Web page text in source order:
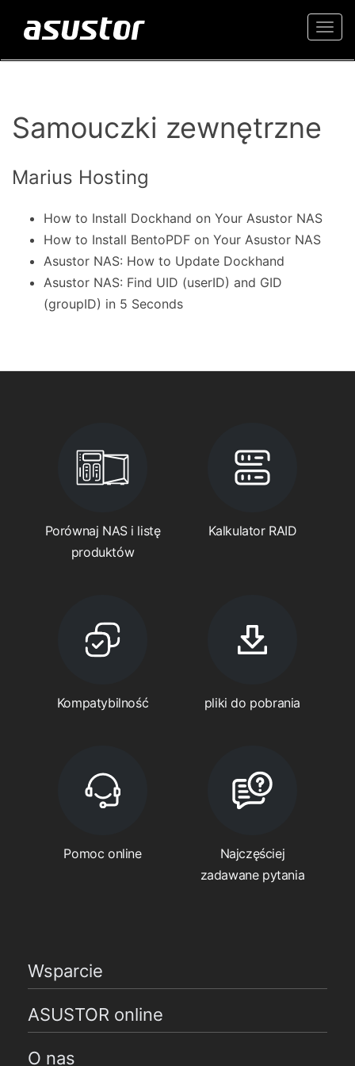
Samouczki zewnętrzne
Marius Hosting
How to Install Dockhand on Your Asustor NAS
How to Install BentoPDF on Your Asustor NAS
Asustor NAS: How to Update Dockhand
Asustor NAS: Find UID (userID) and GID
(groupID) in 5 Seconds
Porównaj NAS i listę
produktów
Kalkulator RAID
Kompatybilność pliki do pobrania
Pomoc online
Najczęściej
zadawane pytania
Wsparcie
ASUSTOR online
O nas